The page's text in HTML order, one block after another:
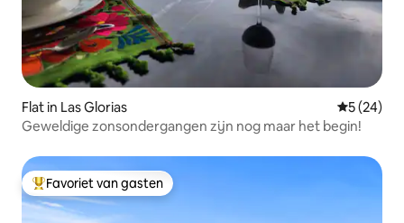
Flat in Las Glorias
5 (24)
Geweldige zonsondergangen zijn nog maar het begin!
Topfavoriet van gasten
Favoriet van gasten